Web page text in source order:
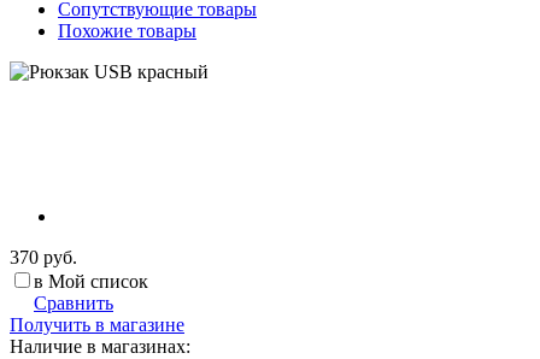
Сопутствующие товары
Похожие товары
370 руб.
в Мой список
Сравнить
Получить в магазине
Наличие в магазинах: